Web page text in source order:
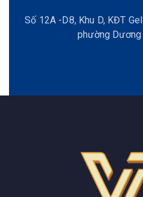
Số 12A -D8, Khu D, KĐT
phường